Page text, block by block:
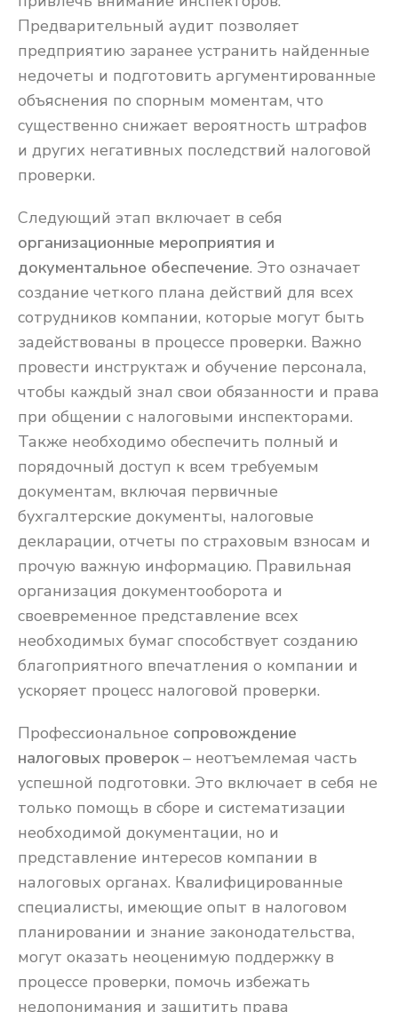
Предварительный аудит позволяет
предприятию заранее устранить найденные
недочеты и подготовить аргументированные
объяснения по спорным моментам, что
существенно снижает вероятность штрафов
и других негативных последствий налоговой
проверки.
Следующий этап включает в себя
организационные мероприятия и
документальное обеспечение. Это означает
создание четкого плана действий для всех
сотрудников компании, которые могут быть
задействованы в процессе проверки. Важно
провести инструктаж и обучение персонала,
чтобы каждый знал свои обязанности и права
при общении с налоговыми инспекторами.
Также необходимо обеспечить полный и
порядочный доступ к всем требуемым
документам, включая первичные
бухгалтерские документы, налоговые
декларации, отчеты по страховым взносам и
прочую важную информацию. Правильная
организация документооборота и
своевременное представление всех
необходимых бумаг способствует созданию
благоприятного впечатления о компании и
ускоряет процесс налоговой проверки.
Профессиональное сопровождение
налоговых проверок– неотъемлемая часть
успешной подготовки. Это включает в себя не
только помощь в сборе и систематизации
необходимой документации, но и
представление интересов компании в
налоговых органах. Квалифицированные
специалисты, имеющие опыт в налоговом
планировании и знание законодательства,
могут оказать неоценимую поддержку в
процессе проверки, помочь избежать
недопонимания и защитить права